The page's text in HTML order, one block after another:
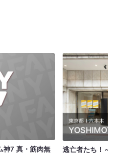
神7 真・筋肉無
逃亡者たち！～